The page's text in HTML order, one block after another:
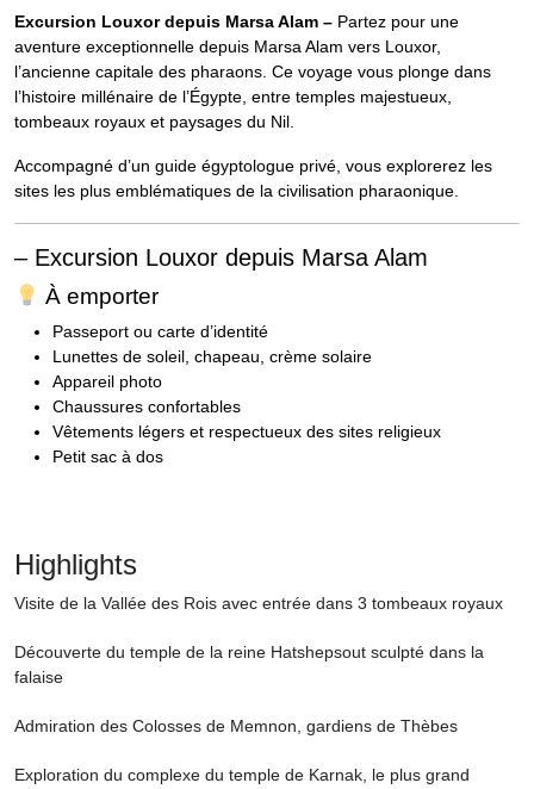
Excursion Louxor depuis Marsa Alam – Partez pour une
aventure exceptionnelle depuis Marsa Alam vers Louxor,
l’ancienne capitale des pharaons. Ce voyage vous plonge dans
l’histoire millénaire de l’Égypte, entre temples majestueux,
tombeaux royaux et paysages du Nil.
Accompagné d’un guide égyptologue privé, vous explorerez les
sites les plus emblématiques de la civilisation pharaonique.
– Excursion Louxor depuis Marsa Alam
À emporter
Passeport ou carte d’identité
Lunettes de soleil, chapeau, crème solaire
Appareil photo
Chaussures confortables
Vêtements légers et respectueux des sites religieux
Petit sac à dos
Highlights
Visite de la Vallée des Rois avec entrée dans 3 tombeaux royaux
Découverte du temple de la reine Hatshepsout sculpté dans la
falaise
Admiration des Colosses de Memnon, gardiens de Thèbes
Exploration du complexe du temple de Karnak, le plus grand